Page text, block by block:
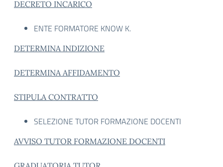
DECRETO INCARICO
ENTE FORMATORE KNOW K.
DETERMINA INDIZIONE
DETERMINA AFFIDAMENTO
STIPULA CONTRATTO
SELEZIONE TUTOR FORMAZIONE DOCENTI
AVVISO TUTOR FORMAZIONE DOCENTI